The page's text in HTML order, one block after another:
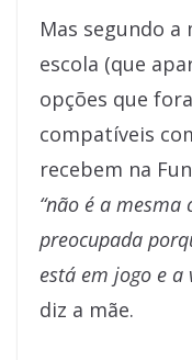
Mas segundo a
escola (que
opções que
compatíveis
recebem na
“não é a mesma
preocupada
está em jogo e a
diz a mãe.